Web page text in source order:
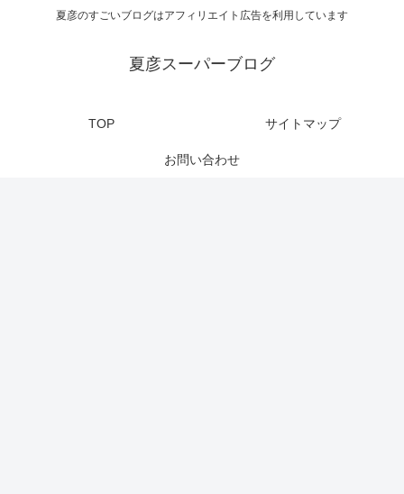
夏彦のすごいブログはアフィリエイト広告を利用しています
夏彦スーパーブログ
TOP サイトマップ
お問い合わせ